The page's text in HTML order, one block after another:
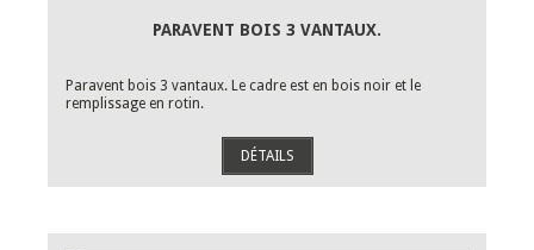
PARAVENT BOIS 3 VANTAUX.
Paravent bois 3 vantaux. Le cadre est en bois noir et le
remplissage en rotin.
DÉTAILS